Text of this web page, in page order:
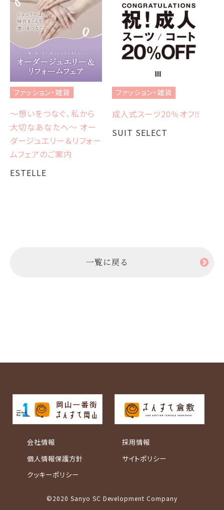
ファッション・雑貨
～想いをつなぐ、私から
大切なあなたへ～ オー
ダージュエリー＆リフォー
ムフェアのご案内
ESTELLE
ファッション・雑貨
成人式スーツ20％オフ‼︎
SUIT SELECT
一覧に戻る
会社情報
個人情報保護方針
クッキーポリシー
採用情報
サイトポリシー
©2020 Sanyo SC Development Company